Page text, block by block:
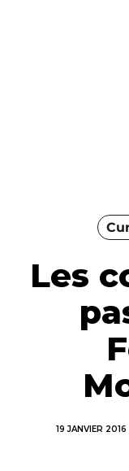
Les
19 JANVIER 2016